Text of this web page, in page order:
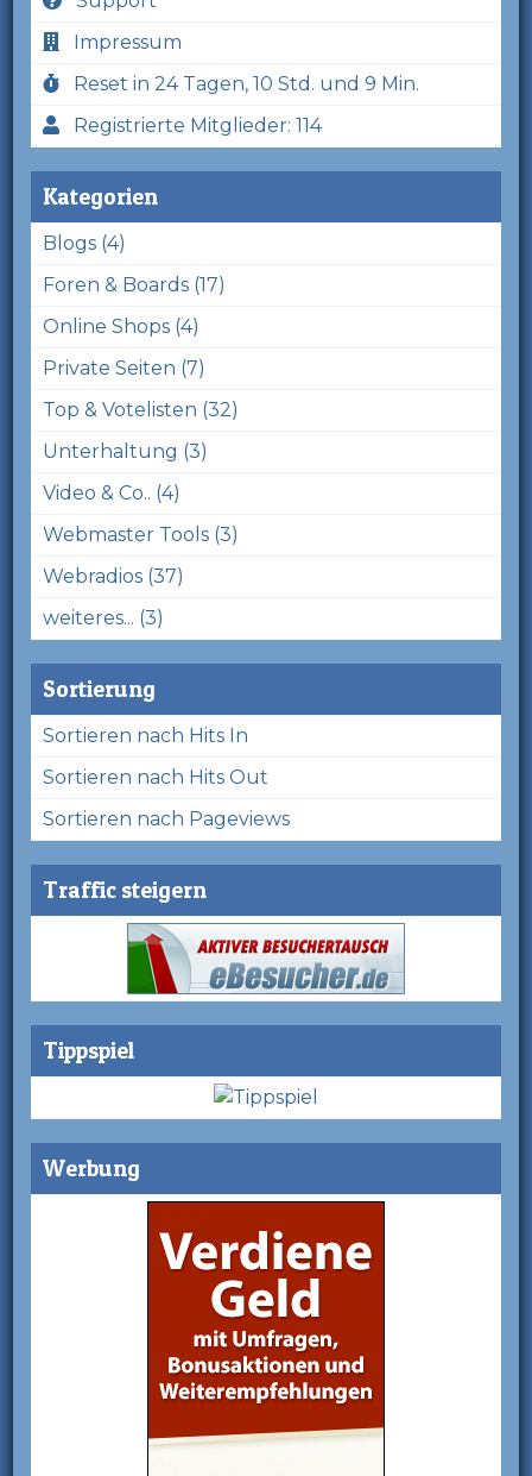
Impressum
Reset in 24 Tagen, 10 Std. und 9 Min.
Registrierte Mitglieder: 114
Kategorien
Blogs (4)
Foren & Boards (17)
Online Shops (4)
Private Seiten (7)
Top & Votelisten (32)
Unterhaltung (3)
Video & Co.. (4)
Webmaster Tools (3)
Webradios (37)
weiteres... (3)
Sortierung
Sortieren nach Hits In
Sortieren nach Hits Out
Sortieren nach Pageviews
Traffic steigern
Tippspiel
Werbung